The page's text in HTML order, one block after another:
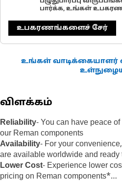
பார்க்க, உங்கள்
உபகரணங்களைச் சேர்
உங்கள் வாடிக்கையாளர்
விளக்கம்
Reliability- You can have peace
our Reman components
Availability- For your
are available worldwide and ready
Lower Cost- Experience lower
pricing on Reman components*